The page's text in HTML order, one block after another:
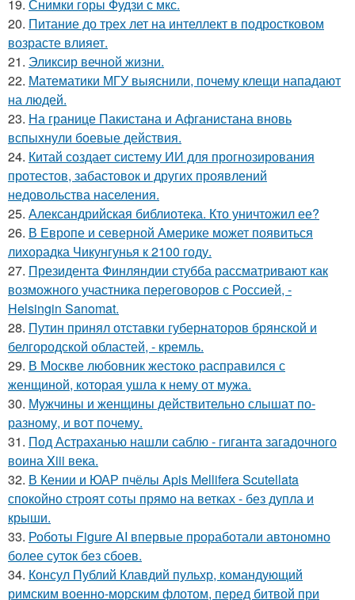
19. Снимки горы Фудзи с мкс.
20. Питание до трех лет на интеллект в подростковом
возрасте влияет.
21. Эликсир вечной жизни.
22. Математики МГУ выяснили, почему клещи нападают
на людей.
23. На границе Пакистана и Афганистана вновь
вспыхнули боевые действия.
24. Китай создает систему ИИ для прогнозирования
протестов, забастовок и других проявлений
недовольства населения.
25. Александрийская библиотека. Кто уничтожил ее?
26. В Европе и северной Америке может появиться
лихорадка Чикунгунья к 2100 году.
27. Президента Финляндии стубба рассматривают как
возможного участника переговоров с Россией, -
Helsingin Sanomat.
28. Путин принял отставки губернаторов брянской и
белгородской областей, - кремль.
29. В Москве любовник жестокo расправился с
женщиной, которая ушла к нему от мужа.
30. Мужчины и женщины действительно слышат по-
разному, и вот почему.
31. Под Астраханью нашли саблю - гиганта загадочного
воина Xiii века.
32. В Кении и ЮАР пчёлы Apis Mellifera Scutellata
спокойно строят соты прямо на ветках - без дупла и
крыши.
33. Роботы Figure AI впервые проработали автономно
более суток без сбоев.
34. Консул Публий Клавдий пульхр, командующий
римским военно-морским флотом, перед битвой при